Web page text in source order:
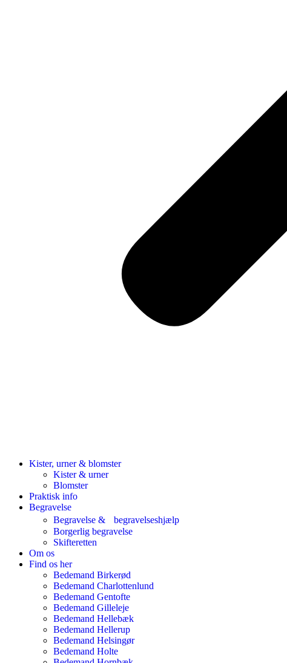
Kister, urner & blomster
Kister & urner
Blomster
Praktisk info
Begravelse
Begravelse & begravelseshjælp
Borgerlig begravelse
Skifteretten
Om os
Find os her
Bedemand Birkerød
Bedemand Charlottenlund
Bedemand Gentofte
Bedemand Gilleleje
Bedemand Hellebæk
Bedemand Hellerup
Bedemand Helsingør
Bedemand Holte